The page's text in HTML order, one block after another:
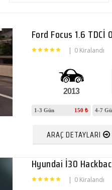
Ford Focus 1.6
| 0 Kiralandı
2013
1-3 Gün 150 ₺ 4-7
ARAÇ DETAYLARI
Hyundai İ30
| 0 Kiralandı